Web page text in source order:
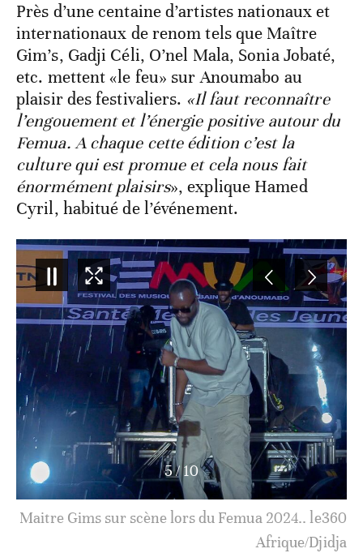
Près d’une centaine d’artistes nationaux et
internationaux de renom tels que Maître
Gim’s, Gadji Céli, O’nel Mala, Sonia Jobaté,
etc. mettent «le feu» sur Anoumabo au
plaisir des festivaliers. «Il faut reconnaître
l’engouement et l’énergie positive autour du
Femua. A chaque cette édition c’est la
culture qui est promue et cela nous fait
énormément plaisirs», explique Hamed
Cyril, habitué de l’événement.
5/10
Maitre Gims sur scène lors du Femua 2024.. le360
Afrique/Djidja